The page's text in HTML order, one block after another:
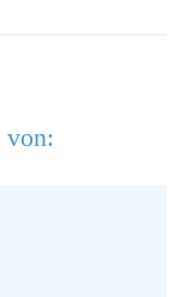
von: